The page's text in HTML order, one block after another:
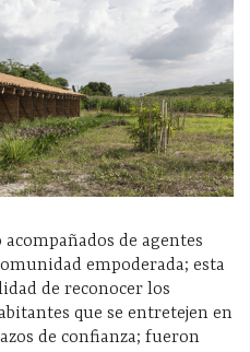
de agentes
empoderada; esta
de reconocer los
que se entretejen en
de confianza; fueron